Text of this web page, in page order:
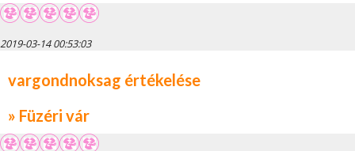
2019-03-14 00:53:03
vargondnoksag értékelése
» Füzéri vár